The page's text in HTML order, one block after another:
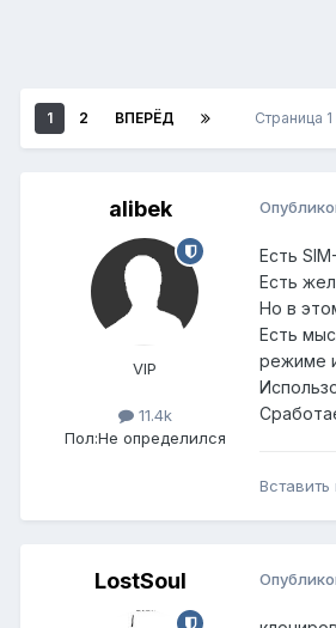
1 2 ВПЕРЁД Страница 1
alibek
VIP
11.4k
Пол:Не определился
Есть
Есть
Но в
Есть
режиме
Вставить
LostSoul